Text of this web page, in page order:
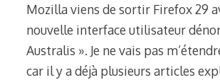
Mozilla viens de sortir Firefox 29
nouvelle interface utilisateur
Australis ». Je ne vais pas
car il y a déjà plusieurs articles